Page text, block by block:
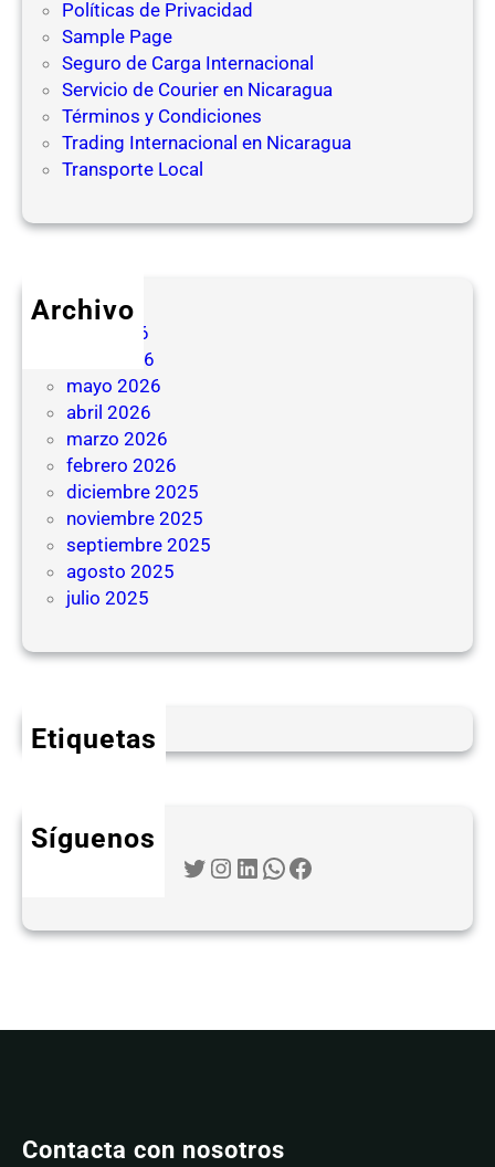
Políticas de Privacidad
Sample Page
Seguro de Carga Internacional
Servicio de Courier en Nicaragua
Términos y Condiciones
Trading Internacional en Nicaragua
Transporte Local
Archivo
julio 2026
junio 2026
mayo 2026
abril 2026
marzo 2026
febrero 2026
diciembre 2025
noviembre 2025
septiembre 2025
agosto 2025
julio 2025
Etiquetas
Síguenos
Twitter Instagram LinkedIn WhatsApp Facebook
Contacta con nosotros